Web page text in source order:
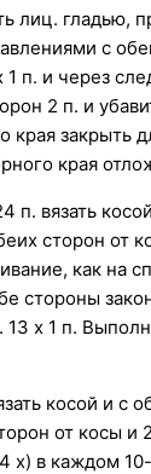
лиц. гладью,
с
п. и через
2 п. и
закрыть
края
п. вязать
сторон от
как на
стороны
х 1 п.
косой и с
от косы и
х) в каждом